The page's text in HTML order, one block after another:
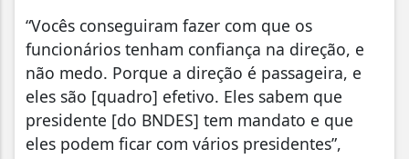
“Vocês conseguiram fazer com que os
funcionários tenham confiança na direção, e
não medo. Porque a direção é passageira, e
eles são [quadro] efetivo. Eles sabem que
presidente [do BNDES] tem mandato e que
eles podem ficar com vários presidentes”,